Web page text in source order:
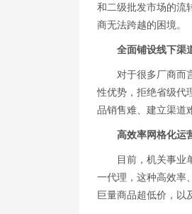
和二级批发市场的流
商无法跨越的困境。
全面铺设线下渠
对于很多厂商而
性优势，拒绝省级代
品销售难、建立渠道
高效率网格化运
目前，机关事业
一代理，这种高效率
巨量商品超低价，以